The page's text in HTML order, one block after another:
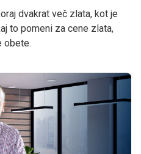
dvakrat več zlata, kot je
to pomeni za cene zlata,
obete.